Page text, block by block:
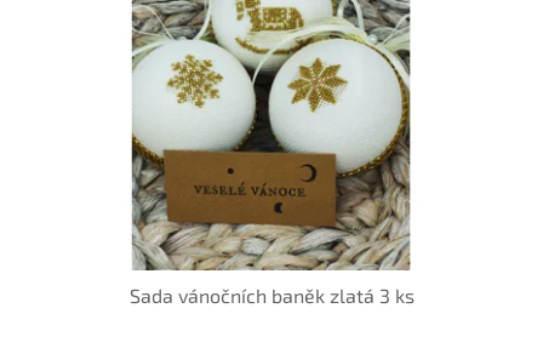
Sada vánočních baněk zlatá 3 ks